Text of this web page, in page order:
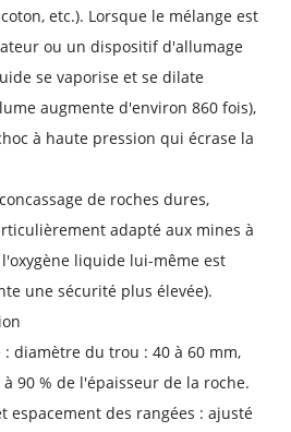
etc.). Lorsque le mélange est
ou un dispositif d'allumage
se vaporise et se dilate
augmente d'environ 860 fois),
à haute pression qui écrase la
de roches dures,
adapté aux mines à
liquide lui-même est
une sécurité plus élevée).
diamètre du trou : 40 à 60 mm,
90 % de l'épaisseur de la roche.
espacement des rangées : ajusté